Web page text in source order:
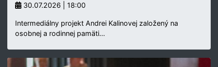
30.07.2026 | 18:00
Intermediálny projekt Andrei Kalinovej založený na
osobnej a rodinnej pamäti…